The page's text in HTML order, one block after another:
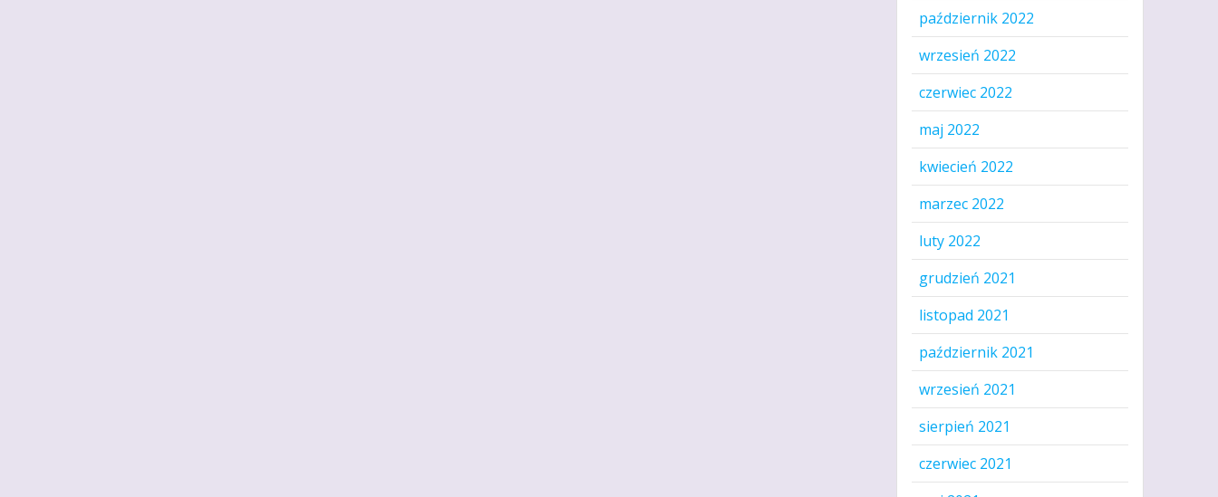
październik 2022
wrzesień 2022
czerwiec 2022
maj 2022
kwiecień 2022
marzec 2022
luty 2022
grudzień 2021
listopad 2021
październik 2021
wrzesień 2021
sierpień 2021
czerwiec 2021